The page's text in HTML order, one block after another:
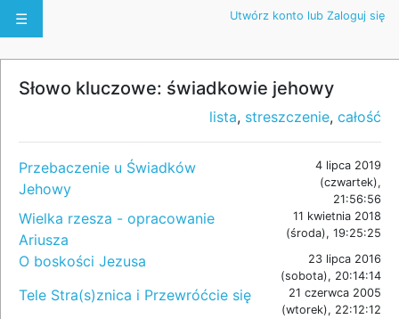
☰ Utwórz konto lub Zaloguj się
Słowo kluczowe: świadkowie jehowy
lista, streszczenie, całość
Przebaczenie u Świadków
Jehowy
4 lipca 2019
(czwartek),
21:56:56
Wielka rzesza - opracowanie
Ariusza
11 kwietnia 2018
(środa), 19:25:25
O boskości Jezusa
23 lipca 2016
(sobota), 20:14:14
Tele Stra(s)znica i Przewróćcie się
21 czerwca 2005
(wtorek), 22:12:12